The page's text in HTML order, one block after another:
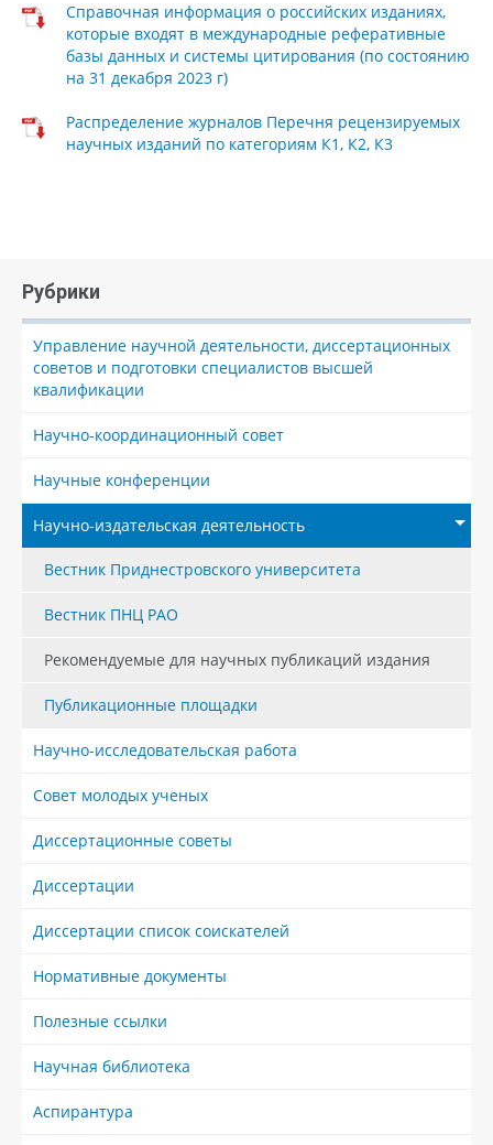
Справочная информация о российских изданиях,
которые входят в международные реферативные
базы данных и системы цитирования (по состоянию
на 31 декабря 2023 г)
Распределение журналов Перечня рецензируемых
научных изданий по категориям К1, К2, К3
Рубрики
Управление научной деятельности, диссертационных
советов и подготовки специалистов высшей
квалификации
Научно-координационный совет
Научные конференции
Научно-издательская деятельность
Вестник Приднестровского университета
Вестник ПНЦ РАО
Рекомендуемые для научных публикаций издания
Публикационные площадки
Научно-исследовательская работа
Совет молодых ученых
Диссертационные советы
Диссертации
Диссертации список соискателей
Нормативные документы
Полезные ссылки
Научная библиотека
Аспирантура